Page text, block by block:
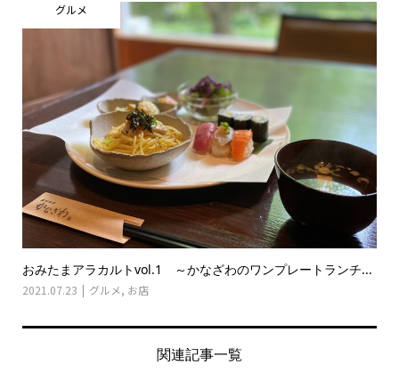
グルメ
おみたまアラカルトvol.1 ～かなざわのワンプレートランチ...
2021.07.23 グルメ, お店
関連記事一覧